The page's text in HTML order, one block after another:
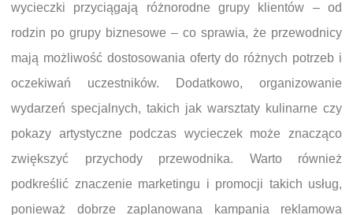
wycieczki przyciągają różnorodne grupy klientów – od
rodzin po grupy biznesowe – co sprawia, że przewodnicy
mają możliwość dostosowania oferty do różnych potrzeb i
oczekiwań uczestników. Dodatkowo, organizowanie
wydarzeń specjalnych, takich jak warsztaty kulinarne czy
pokazy artystyczne podczas wycieczek może znacząco
zwiększyć przychody przewodnika. Warto również
podkreślić znaczenie marketingu i promocji takich usług,
ponieważ dobrze zaplanowana kampania reklamowa